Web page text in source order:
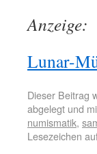
Anzeige:
Lunar-
Dieser Beitrag
abgelegt und
numismatik,
Lesezeichen